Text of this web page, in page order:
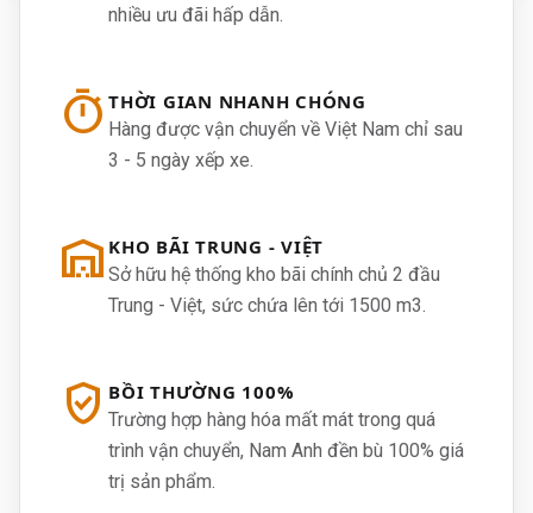
nhiều ưu đãi hấp dẫn.
timer THỜI GIAN NHANH CHÓNG
Hàng được vận chuyển về Việt Nam chỉ sau
3 - 5 ngày xếp xe.
warehouse KHO BÃI TRUNG - VIỆT
Sở hữu hệ thống kho bãi chính chủ 2 đầu
Trung - Việt, sức chứa lên tới 1500 m3.
verified_user BỒI THƯỜNG 100%
Trường hợp hàng hóa mất mát trong quá
trình vận chuyển, Nam Anh đền bù 100% giá
trị sản phẩm.